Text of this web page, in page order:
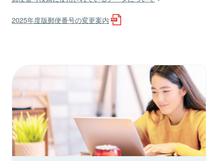
2025年度版郵便番号の変更案内